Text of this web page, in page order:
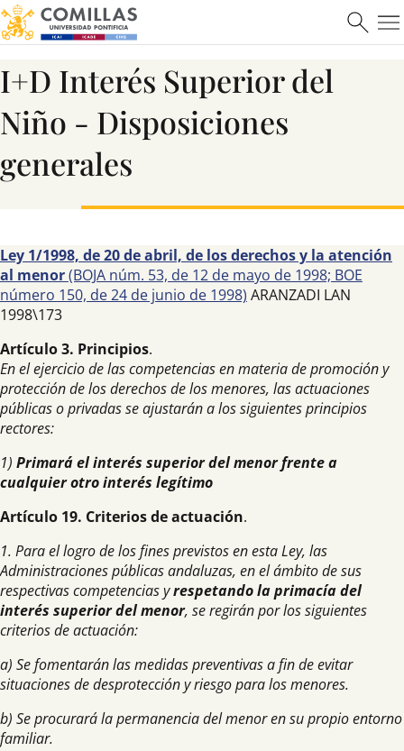
I+D Interés Superior del
Niño - Disposiciones
generales
Ley 1/1998, de 20 de abril, de los derechos y la atención
al menor(BOJA núm. 53, de 12 de mayo de 1998; BOE
número 150, de 24 de junio de 1998) ARANZADI LAN
1998\173
Artículo 3. Principios.
En el ejercicio de las competencias en materia de promoción y
protección de los derechos de los menores, las actuaciones
públicas o privadas se ajustarán a los siguientes principios
rectores:
1) Primará el interés superior del menor frente a
cualquier otro interés legítimo
Artículo 19. Criterios de actuación.
1. Para el logro de los fines previstos en esta Ley, las
Administraciones públicas andaluzas, en el ámbito de sus
respectivas competencias yrespetando la primacía del
interés superior del menor, se regirán por los siguientes
criterios de actuación:
a) Se fomentarán las medidas preventivas a fin de evitar
situaciones de desprotección y riesgo para los menores.
b) Se procurará la permanencia del menor en su propio entorno
familiar.